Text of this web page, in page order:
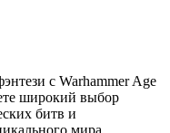
с Warhammer Age
широкий выбор
битв и